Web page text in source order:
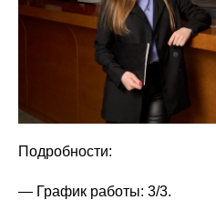
Подробности:
— График работы: 3/3.